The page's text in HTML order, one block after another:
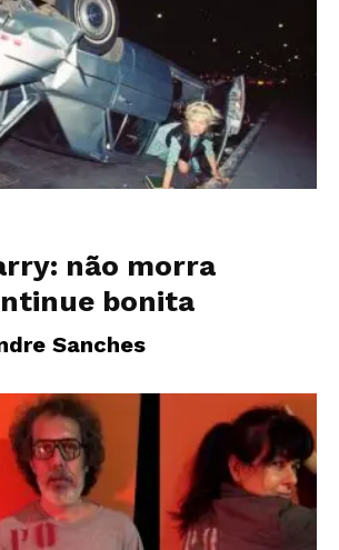
não morra
bonita
Sanches